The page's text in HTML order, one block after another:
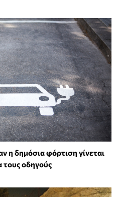
η δημόσια φόρτιση γίνεται
τους οδηγούς